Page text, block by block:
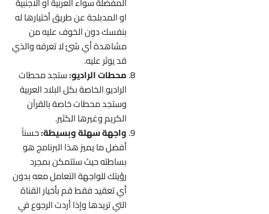
او المدبلجة عن طريق أختيارها له
بنفسك دون الخوف عليه من
مشاهدة أي شئ لا تعرفه والذي
قد يوثر عليه.
محطات الراديو:ستجد محطات
الراديو الخاصة بكل البلاد العربية
وستجد محطات خاصة بالقرآن
الكريم وغيرها الكثير.
واجهة سهلة وبسيطة:حسناً
أفضل ما يميز هذا البرنامج هو
بساطته حيث ستتمكن بمجرد
رؤيتك للواجهة التعامل معه بدون
أي تعقيد فقط قم بأخيار القناة
التي تريدها وإذا أردت الرجوع في